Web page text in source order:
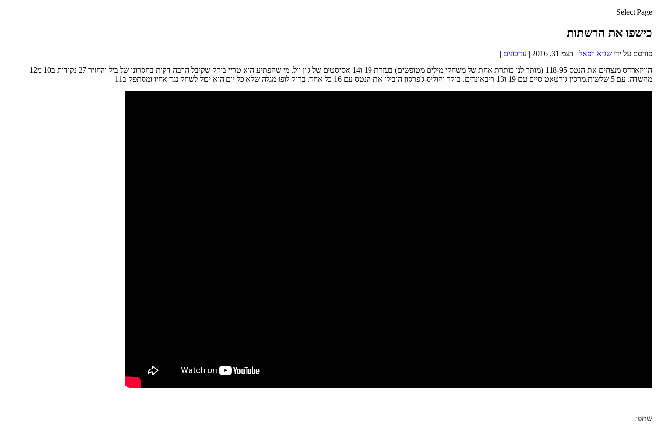
Select Page
כישפו את הרשתות
פורסם על ידי שגיא רפאל | דצמ 31, 2016 | עדכונים |
הוויזארדס מנצחים את הנטס 118-95 (מותר לנו כותרת אחת של משחקי מילים מטופשים) בעזרת 19 ו14 אסיסטים של ג'ון וול. מי שהפתיע הוא טריי בורק שקיבל הרבה דקות בחסרונו של ביל והחזיר 27 נקודות ב10 מ12
מהשדה, עם 5 שלשות.מרסין גורטאט סיים עם 19 ו13 ריבאונדים. בוקר והוליס-ג'פרסון הובילו את הנטס עם 16 כל אחד. ברוק לופז מגלה שלא כל יום הוא יכול לשחק נגד אחיו ומסתפק ב11
שתפו: